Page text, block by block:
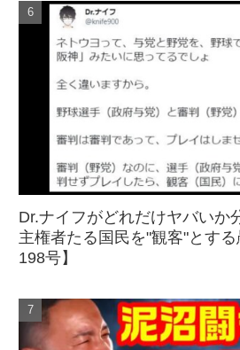
Dr.ナイフがどれだけヤバいか
主権者たる国民を"観客"とす
198号】